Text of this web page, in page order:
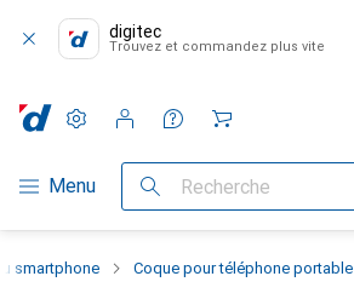
digitec
Trouvez et commandez plus vite
Navigation par catégorie
Menu Recherche
Paramètres
Compte client
Listes de comparaison
Listes d'envies
Panier
smartphone Coque pour téléphone portable